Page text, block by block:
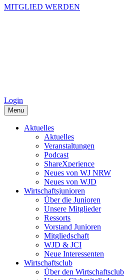
MITGLIED WERDEN
Login
Menu
Aktuelles
Aktuelles
Veranstaltungen
Podcast
ShareXperience
Neues von WJ NRW
Neues von WJD
Wirtschaftsjunioren
Über die Junioren
Unsere Mitglieder
Ressorts
Vorstand Junioren
Mitgliedschaft
WJD & JCI
Neue Interessenten
Wirtschaftsclub
Über den Wirtschaftsclub